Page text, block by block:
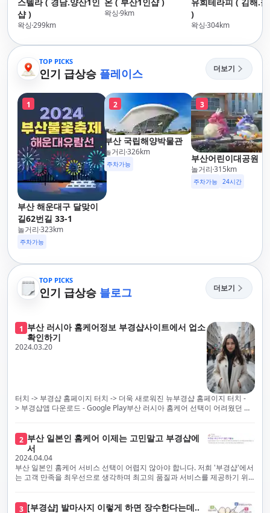
샵 )
왁싱299km
왁싱9km
)
왁싱304km
TOP PICKS
인기 급상승 플레이스 더보기
1
부산 해운대구 달맞이
길62번길 33-1
놀거리 323km
주차가능
2
부산 국립해양박물관
놀거리 326km
주차가능
3
부산어린이대공원
놀거리 315km
주차가능 24시간
TOP PICKS
인기 급상승 블로그 더보기
1 부산 러시아 홈케어정보 부경샵사이트에서 업소
확인하기
2024.03.20
터치 -> 부경샵 홈페이지 터치 -> 더욱 새로워진 뉴부경샵 홈페이지 터치 -
> 부경샵앱 다운로드 - Google Play부산 러시아 홈케어 선택이 어려웠던 시
스의 모든 과정을 후불제로 운영합니다. 이는 고객님의 최대 편의를 보장하
기 위한 부경샵의 약속입니다.부경샵은 현장에서 바로 고객님께 서비스를
제공하는 깨끗하고 전문적으로 훈련된 관리사들을 다수 보유하고 있음을 자
랑스럽게 생각합니다. 이는 프리미엄 부산 러시아 홈케어 경험을 제공하기
위한 부경샵의 노력의 일환입니다.현 시대의 불확실성 속에서, 안전은 부경
하고 개인의 건강 상태를 지속적으로 모니터링합니다.예약금을 요구하는 업
2 부산 일본인 홈케어 이제는 고민말고 부경샵에
서
2024.04.04
부산 일본인 홈케어 서비스 선택이 어렵지 않아야 합니다. 저희 '부경샵'에서
는 고객 만족을 최우선으로 생각하며 최고의 품질과 서비스를 제공하기 위
프리미엄 부산 일본인 홈케어 경험을 제공하고자 현장에서 직접 깨끗하고
3 [부경샵] 발마사지 이렇게 하면 장수한다는데..